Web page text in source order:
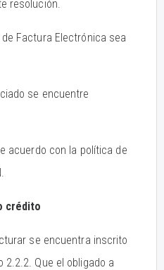
resolución.
Factura Electrónica sea
se encuentre
acuerdo con la política de
crédito
se encuentra inscrito
2.2.2. Que el obligado a